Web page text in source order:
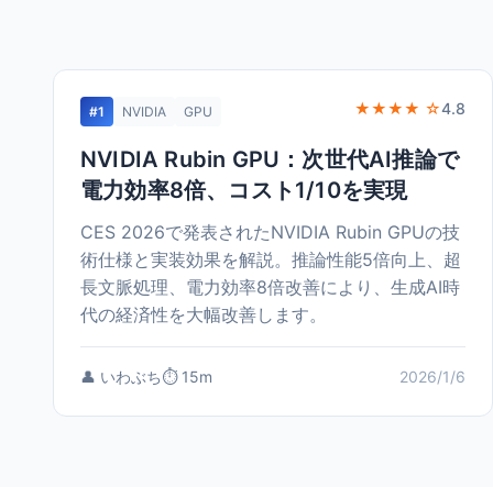
#1 NVIDIA GPU ★★★★ ☆4.8
NVIDIA Rubin GPU：次世代AI推論で
電力効率8倍、コスト1/10を実現
CES 2026で発表されたNVIDIA Rubin GPUの技
術仕様と実装効果を解説。推論性能5倍向上、超
長文脈処理、電力効率8倍改善により、生成AI時
代の経済性を大幅改善します。
👤 いわぶち⏱️ 15m 2026/1/6